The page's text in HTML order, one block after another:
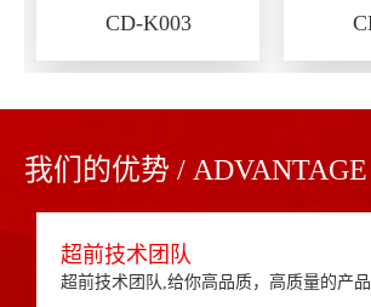
CD-K003
我们的优势 / ADVANTAGE
超前技术团队
超前技术团队,给你高品质，高质量的产品